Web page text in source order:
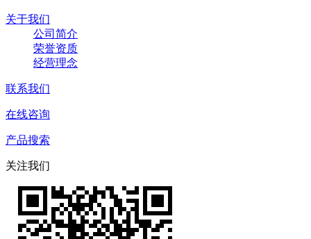
关于我们
公司简介
荣誉资质
经营理念
联系我们
在线咨询
产品搜索
关注我们